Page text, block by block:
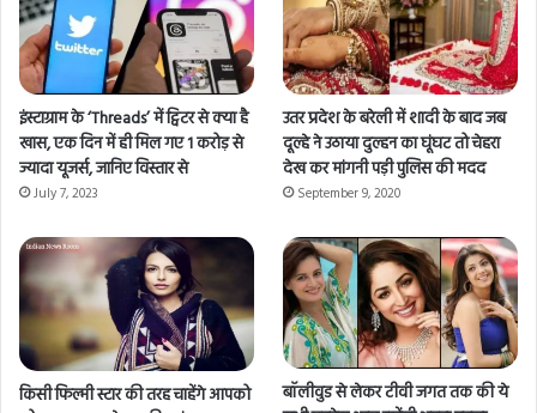
इंस्टाग्राम के ‘Threads’ में ट्विटर से क्या है
खास, एक दिन में ही मिल गए 1 करोड़ से
ज्यादा यूजर्स, जानिए विस्तार से
July 7, 2023
उतर प्रदेश के बरेली में शादी के बाद जब
दूल्हे ने उठाया दुल्हन का घूंघट तो चेहरा
देख कर मांगनी पड़ी पुलिस की मदद
September 9, 2020
किसी फिल्मी स्टार की तरह चाहेंगे आपको
बॉलीवुड से लेकर टीवी जगत तक की ये